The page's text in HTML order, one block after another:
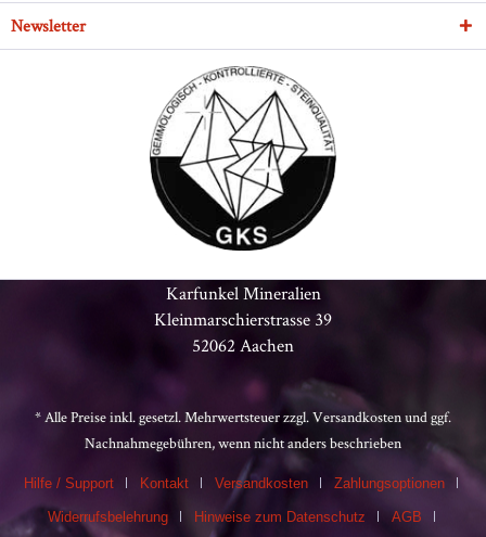
Newsletter
Karfunkel Mineralien
Kleinmarschierstrasse 39
52062 Aachen
* Alle Preise inkl. gesetzl. Mehrwertsteuer zzgl.Versandkostenund ggf.
Nachnahmegebühren, wenn nicht anders beschrieben
Hilfe / Support Kontakt Versandkosten Zahlungsoptionen
Widerrufsbelehrung Hinweise zum Datenschutz AGB